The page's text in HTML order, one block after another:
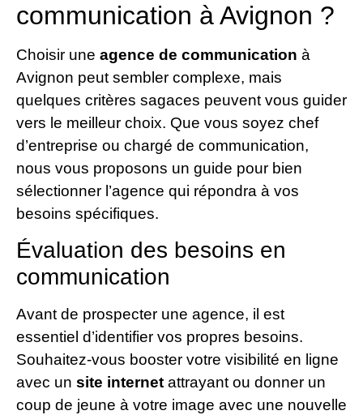
communication à Avignon ?
Choisir une agence de communication à
Avignon peut sembler complexe, mais
quelques critères sagaces peuvent vous guider
vers le meilleur choix. Que vous soyez chef
d’entreprise ou chargé de communication,
nous vous proposons un guide pour bien
sélectionner l’agence qui répondra à vos
besoins spécifiques.
Évaluation des besoins en
communication
Avant de prospecter une agence, il est
essentiel d’identifier vos propres besoins.
Souhaitez-vous booster votre visibilité en ligne
avec un site internet attrayant ou donner un
coup de jeune à votre image avec une nouvelle